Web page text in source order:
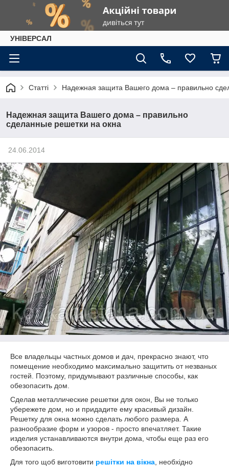
УНІВЕРСАЛ
Статті Надежная защита Вашего дома – правильно
Надежная защита Вашего дома – правильно
сделанные решетки на окна
24.06.2014
Все владельцы частных домов и дач, прекрасно знают, что
помещение необходимо максимально защитить от незваных
гостей. Поэтому, придумывают различные способы, как
обезопасить дом.
Сделав металлические решетки для окон, Вы не только
убережете дом, но и придадите ему красивый дизайн.
Решетку для окна можно сделать любого размера. А
разнообразие форм и узоров - просто впечатляет. Такие
изделия устанавливаются внутри дома, чтобы еще раз его
обезопасить.
Для того щоб виготовити решітки на вікна , необхідно